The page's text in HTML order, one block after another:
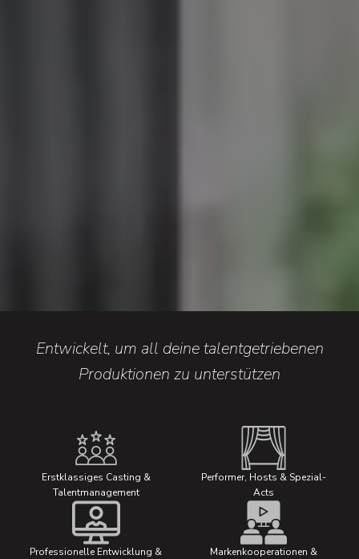
Entwickelt, um all deine talentgetriebenen
Produktionen zu unterstützen
Erstklassiges Casting &
Talentmanagement
Performer, Hosts & Spezial-
Acts
Professionelle Entwicklung &
Markenkooperationen &